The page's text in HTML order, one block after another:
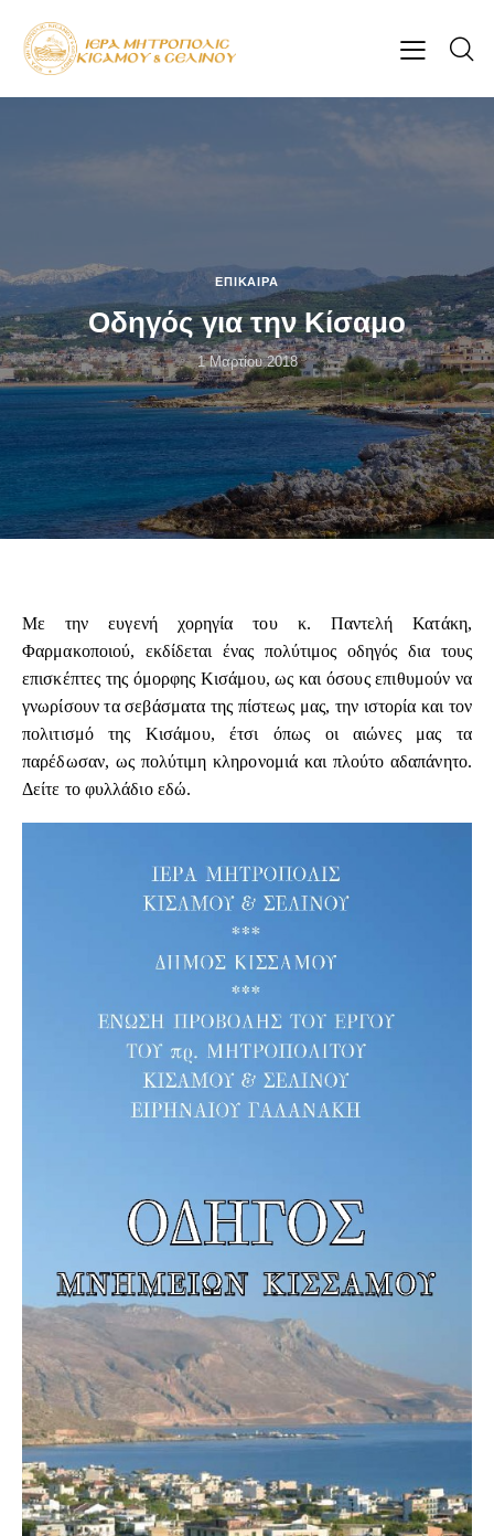
ΕΠΊΚΑΙΡΑ
Οδηγός για την Κίσαμο
1 Μαρτίου 2018
Με την ευγενή χορηγία του κ. Παντελή Κατάκη,
Φαρμακοποιού, εκδίδεται ένας πολύτιμος οδηγός δια τους
επισκέπτες της όμορφης Κισάμου, ως και όσους επιθυμούν να
γνωρίσουν τα σεβάσματα της πίστεως μας, την ιστορία και τον
πολιτισμό της Κισάμου, έτσι όπως οι αιώνες μας τα
παρέδωσαν, ως πολύτιμη κληρονομιά και πλούτο αδαπάνητο.
Δείτε το φυλλάδιο εδώ.